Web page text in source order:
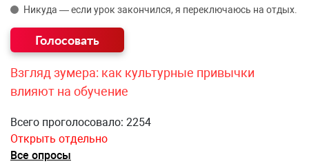
Никуда — если урок закончился, я переключаюсь на отдых.
Взгляд зумера: как культурные привычки
влияют на обучение
Всего проголосовало: 2254
Открыть отдельно
Все опросы